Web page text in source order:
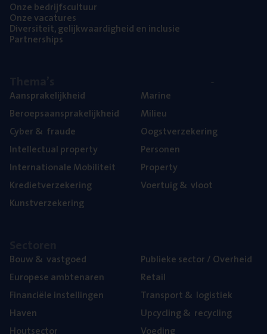
Onze bedrijfs­cul­tuur
Onze vaca­tu­res
Diver­si­teit, gelijk­waar­dig­heid en inclusie
Part­ner­ships
Aan­spra­ke­lijk­heid
Beroeps­aan­spra­ke­lijk­heid
Cyber& fraude
Intel­lec­tu­al property
Inter­na­ti­o­na­le Mobiliteit
Kre­diet­ver­ze­ke­ring
Kunst­ver­ze­ke­ring
Mari­ne
Mili­eu
Oogst­ver­ze­ke­ring
Per­so­nen
Pro­per­ty
Voer­tuig& vloot
Bouw& vastgoed
Euro­pe­se ambtenaren
Finan­ci­ë­le instellingen
Haven
Hout­sec­tor
Publie­ke sec­tor / Overheid
Retail
Trans­port& logistiek
Upcy­cling& recycling
Voe­ding